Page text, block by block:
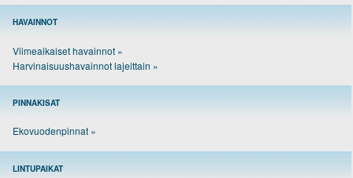
HAVAINNOT
Viimeaikaiset havainnot »
Harvinaisuushavainnot lajeittain »
PINNAKISAT
Ekovuodenpinnat »
LINTUPAIKAT